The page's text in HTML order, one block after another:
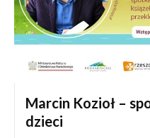
Marcin Kozioł –
dzieci